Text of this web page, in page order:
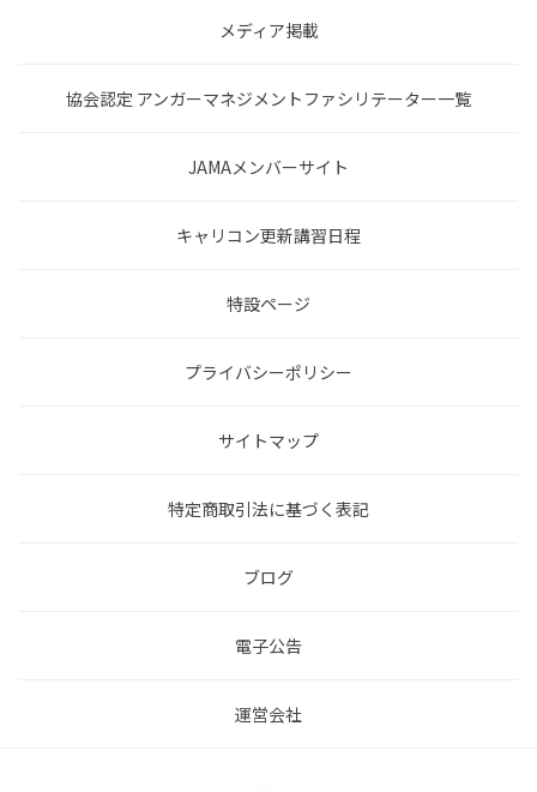
メディア掲載
協会認定 アンガーマネジメントファシリテーター一覧
JAMAメンバーサイト
キャリコン更新講習日程
特設ページ
プライバシーポリシー
サイトマップ
特定商取引法に基づく表記
ブログ
電子公告
運営会社